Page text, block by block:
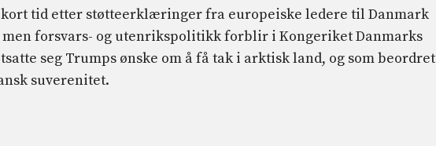
kort tid etter støtteerklæringer fra europeiske ledere til Danmark
men forsvars- og utenrikspolitikk forblir i Kongeriket Danmarks
seg Trumps ønske om å få tak i arktisk land, og som beordret
suverenitet.